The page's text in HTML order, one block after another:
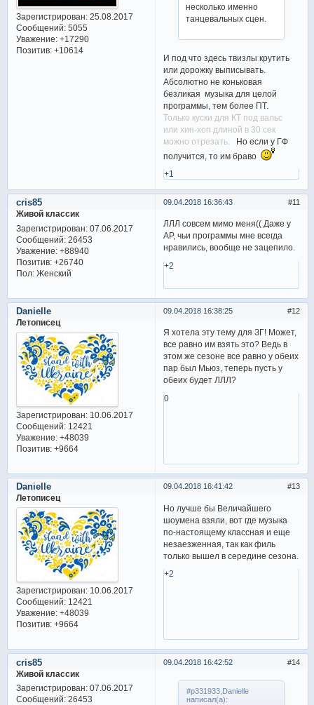
Зарегистрирован: 25.08.2017
Сообщений:5055
Уважение: +17290
Позитив: +10614
несколько именно
танцевальных сцен.
И под что здесь твизлы крутить
или дорожку выписывать.
Абсолютно не коньковая
безликая музыка для целой
программы, тем более ПТ.
Только куски для КТ под вальс
или хип-хоп длиной в 30 сек
можно отрезать.
Но если у ГФ
получится, то им браво
+1
11
09.04.2018 16:36:43
cris85
Живой классик
Зарегистрирован: 07.06.2017
Сообщений:26453
Уважение: +88940
Позитив: +26740
Пол:Женский
ЛЛЛ совсем мимо меня(( Даже у
АР, чьи программы мне всегда
нравились, вообще не зацепило.
+2
12
09.04.2018 16:38:25
Danielle
Летописец
Зарегистрирован: 10.06.2017
Сообщений:12421
Уважение: +48039
Позитив: +9664
Я хотела эту тему для ЗГ! Может,
все равно им взять это? Ведь в
этом же сезоне все равно у обеих
пар был Мьюз, теперь пусть у
обеих будет ЛЛЛ?
0
13
09.04.2018 16:41:42
Danielle
Летописец
Зарегистрирован: 10.06.2017
Сообщений:12421
Уважение: +48039
Позитив: +9664
Но лучше бы Величайшего
шоумена взяли, вот где музыка
по-настоящему классная и еще
незаезженная, так как филь
только вышел в середине сезона.
+2
14
09.04.2018 16:42:52
cris85
Живой классик
Зарегистрирован: 07.06.2017
Сообщений:26453
#p331933,Danielle
написал(а):